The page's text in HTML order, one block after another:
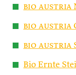
bio austria
bio austria
bio austria
Bio Ernte